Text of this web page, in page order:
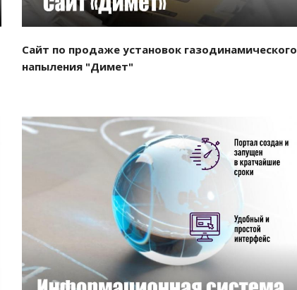
Сайт по продаже установок газодинамического
напыления "Димет"
Смотреть проект